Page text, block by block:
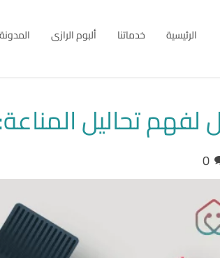
الرئيسية خدماتنا ألبوم الرازى المدونة
لفهم تحاليل
0